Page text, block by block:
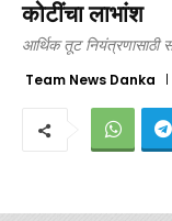
कोटींचा लाभांश
आर्थिक तूट नियंत्रणासाठी
Team News Danka